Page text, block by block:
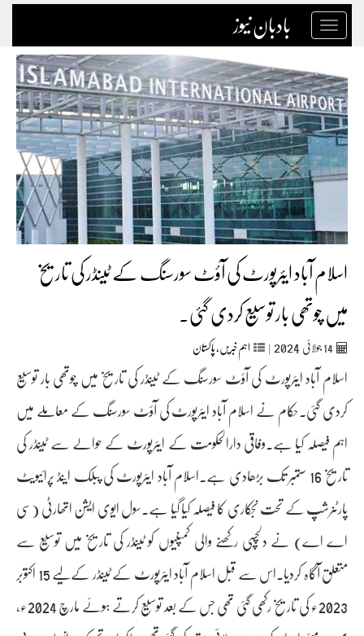
Toggle
navigationبادبان نیوز
اسلام آباد ایئرپورٹ کی آؤٹ سورسنگ کے ٹینڈر کی تاریخ
میں چوتھی بار توسیع کردی گئی۔
14جولائی | اہم خبریں,پاکستان
اسلام آباد ایئرپورٹ کی آؤٹ سورسنگ کے ٹینڈر کی تاریخ میں چوتھی بار توسیع
کردی گئی۔حکام نے اسلام آباد ایئرپورٹ کی آؤٹ سورسنگ کے معاملے میں
اہم فیصلہ کیا ہے۔وفاقی دارالحکومت کے ایئرپورٹ کے حوالے سے ٹینڈر کی
تاریخ 16 ستمبر تک بڑھادی ہے۔اسلام آباد ایئرپورٹ کی پبلک اینڈ پرائیویٹ
پارٹنرشپ کے تحت نجکاری کا فیصلہ کیا گیا ہے۔سول ایوی ایشن اتھارٹی (سی
اے اے) نے دلچسپی رکھنے والی کمپنیوں کو ٹینڈر کی تاریخ میں توسیع سے
متعلق آگاہ کردیا۔اس سے قبل اسلام آباد ایئرپورٹ کے ٹینڈر کےلیے 15 اکتوبر
2023ء کی تاریخ رکھی گئی تھی جس کے بعد توسیع کرتے ہوئے مارچ 2024ء،